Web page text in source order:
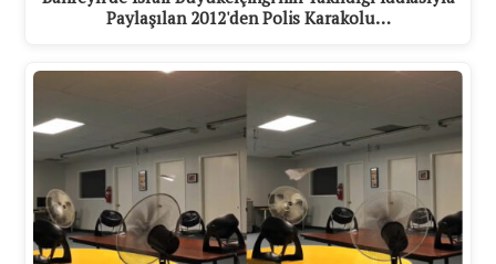
Paylaşılan 2012'den Polis Karakolu…